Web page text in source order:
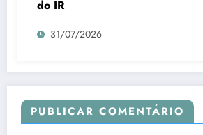
do IR
31/07/2026
PUBLICAR COMENTÁRIO